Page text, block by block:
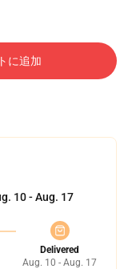
に追加
10 - Aug. 17
Delivered
Aug. 10 - Aug. 17